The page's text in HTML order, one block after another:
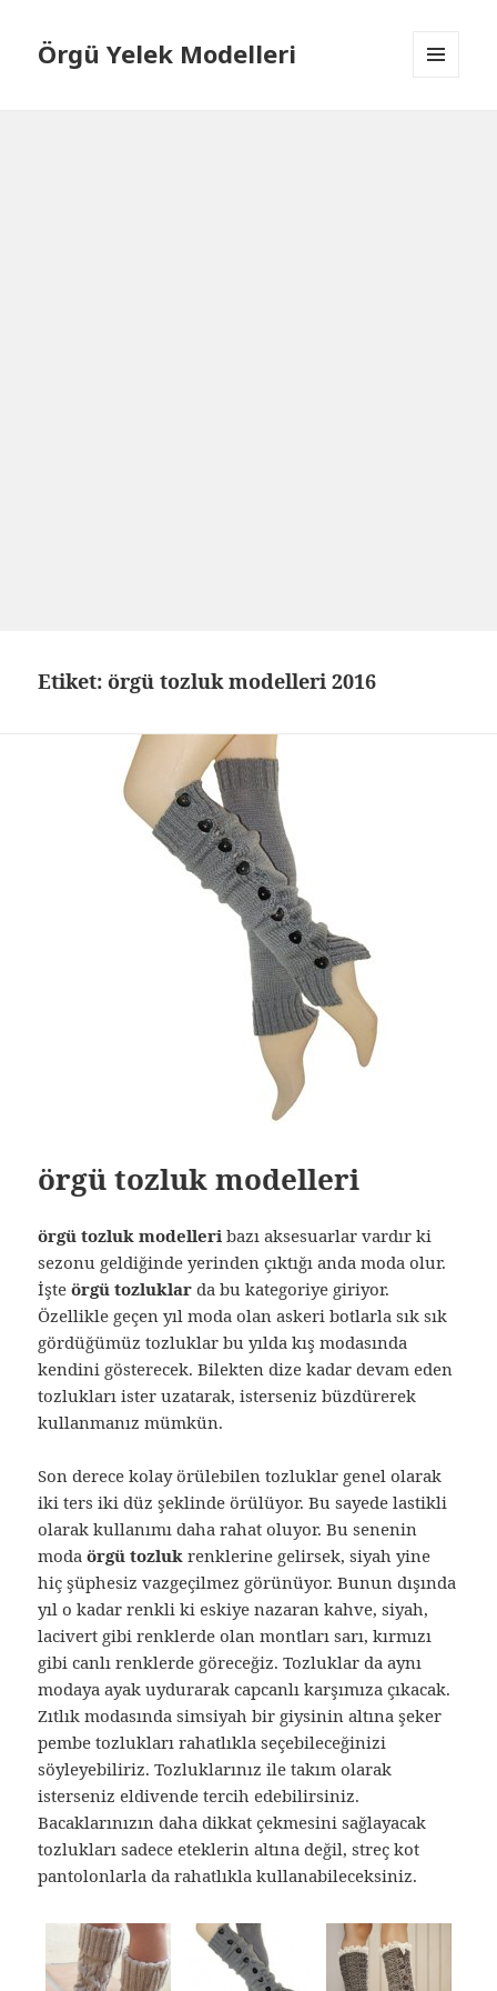
Örgü Yelek Modelleri
Etiket: örgü tozluk modelleri 2016
örgü tozluk modelleri
örgü tozluk modelleri bazı aksesuarlar vardır ki
sezonu geldiğinde yerinden çıktığı anda moda olur.
İşteörgü tozluklar da bu kategoriye giriyor.
Özellikle geçen yıl moda olan askeri botlarla sık sık
gördüğümüz tozluklar bu yılda kış modasında
kendini gösterecek. Bilekten dize kadar devam eden
tozlukları ister uzatarak, isterseniz büzdürerek
kullanmanız mümkün.
Son derece kolay örülebilen tozluklar genel olarak
iki ters iki düz şeklinde örülüyor. Bu sayede lastikli
olarak kullanımı daha rahat oluyor. Bu senenin
modaörgü tozluk renklerine gelirsek, siyah yine
hiç şüphesiz vazgeçilmez görünüyor. Bunun dışında
yıl o kadar renkli ki eskiye nazaran kahve, siyah,
lacivert gibi renklerde olan montları sarı, kırmızı
gibi canlı renklerde göreceğiz. Tozluklar da aynı
modaya ayak uydurarak capcanlı karşımıza çıkacak.
Zıtlık modasında simsiyah bir giysinin altına şeker
pembe tozlukları rahatlıkla seçebileceğinizi
söyleyebiliriz. Tozluklarınız ile takım olarak
isterseniz eldivende tercih edebilirsiniz.
Bacaklarınızın daha dikkat çekmesini sağlayacak
tozlukları sadece eteklerin altına değil, streç kot
pantolonlarla da rahatlıkla kullanabileceksiniz.